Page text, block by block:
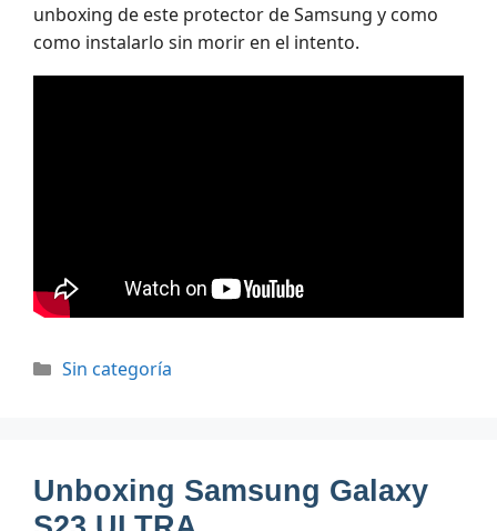
unboxing de este protector de Samsung y como
como instalarlo sin morir en el intento.
Categorías
Sin categoría
Unboxing Samsung Galaxy